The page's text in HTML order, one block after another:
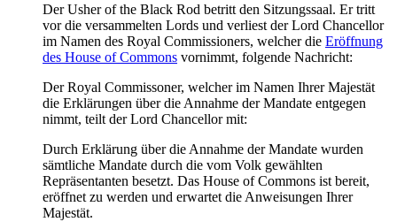
Der Usher of the Black Rod betritt den Sitzungssaal. Er tritt
vor die versammelten Lords und verliest der Lord Chancellor
im Namen des Royal Commissioners, welcher die Eröffnung
des House of Commons vornimmt, folgende Nachricht:
Der Royal Commissoner, welcher im Namen Ihrer Majestät
die Erklärungen über die Annahme der Mandate entgegen
nimmt, teilt der Lord Chancellor mit:
Durch Erklärung über die Annahme der Mandate wurden
sämtliche Mandate durch die vom Volk gewählten
Repräsentanten besetzt. Das House of Commons ist bereit,
eröffnet zu werden und erwartet die Anweisungen Ihrer
Majestät.